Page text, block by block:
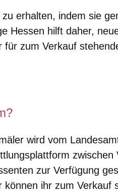
erhalten, indem sie
Hessen hilft daher,
zum Verkauf
wird vom
zwischen
zur Verfügung
ihr zum Verkauf